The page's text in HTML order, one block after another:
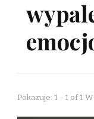
Pokazuje: 1 - 1 of 1